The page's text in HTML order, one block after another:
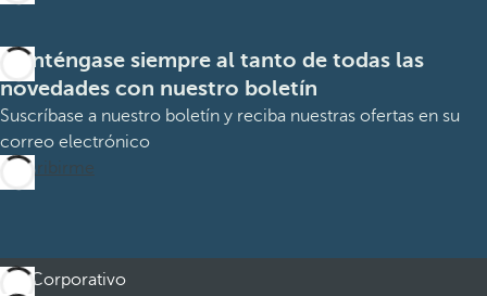
Manténgase siempre al tanto de todas las
novedades con nuestro boletín
Suscríbase a nuestro boletín y reciba nuestras ofertas en su
correo electrónico
Suscribirme
Corporativo